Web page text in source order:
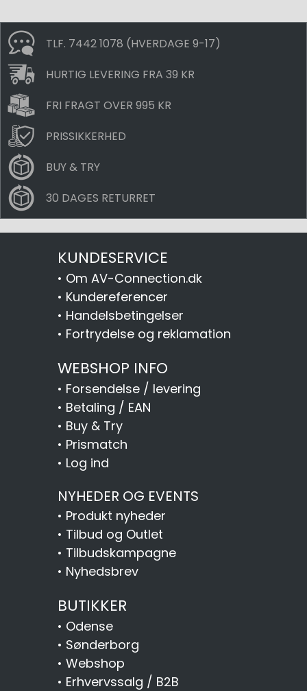
TLF. 7442 1078 (HVERDAGE 9-17)
HURTIG LEVERING FRA 39 KR
FRI FRAGT OVER 995 KR
PRISSIKKERHED
BUY & TRY
30 DAGES RETURRET
KUNDESERVICE
• Om AV-Connection.dk
• Kundereferencer
• Handelsbetingelser
• Fortrydelse og reklamation
WEBSHOP INFO
• Forsendelse / levering
• Betaling / EAN
• Buy & Try
• Prismatch
• Log ind
NYHEDER OG EVENTS
• Produkt nyheder
• Tilbud og Outlet
• Tilbudskampagne
• Nyhedsbrev
BUTIKKER
• Odense
• Sønderborg
• Webshop
• Erhvervssalg / B2B